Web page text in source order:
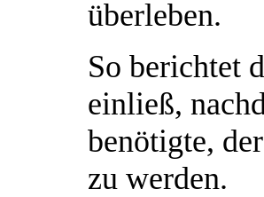
überleben.
So berichtet
einließ,
benötigte,
zu werden.